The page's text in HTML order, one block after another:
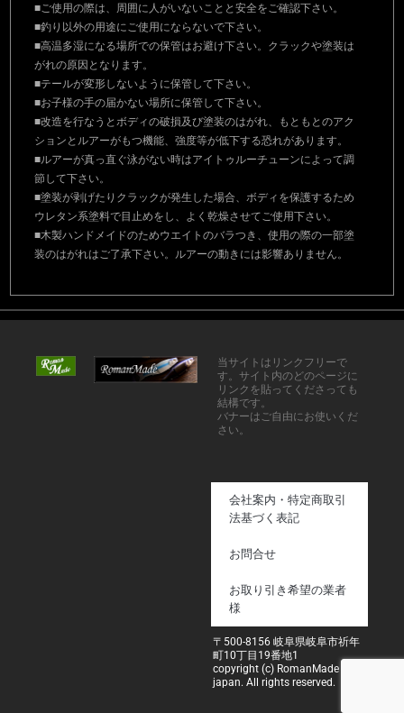
■ご使用の際は、周囲に人がいないことと安全をご確認下さい。
■釣り以外の用途にご使用にならないで下さい。
■高温多湿になる場所での保管はお避け下さい。クラックや塗装は
がれの原因となります。
■テールが変形しないように保管して下さい。
■お子様の手の届かない場所に保管して下さい。
■改造を行なうとボディの破損及び塗装のはがれ、もともとのアク
ションとルアーがもつ機能、強度等が低下する恐れがあります。
■ルアーが真っ直ぐ泳がない時はアイトゥルーチューンによって調
節して下さい。
■塗装が剥げたりクラックが発生した場合、ボディを保護するため
ウレタン系塗料で目止めをし、よく乾燥させてご使用下さい。
■木製ハンドメイドのためウエイトのバラつき、使用の際の一部塗
装のはがれはご了承下さい。ルアーの動きには影響ありません。
当サイトはリンクフリーで
す。サイト内のどのページに
リンクを貼ってくださっても
結構です。
バナーはご自由にお使いくだ
さい。
会社案内・特定商取引
法基づく表記
お問合せ
お取り引き希望の業者
様
〒500-8156 岐阜県岐阜市祈年
町10丁目19番地1
copyright (c) RomanMade
japan. All rights reserved.